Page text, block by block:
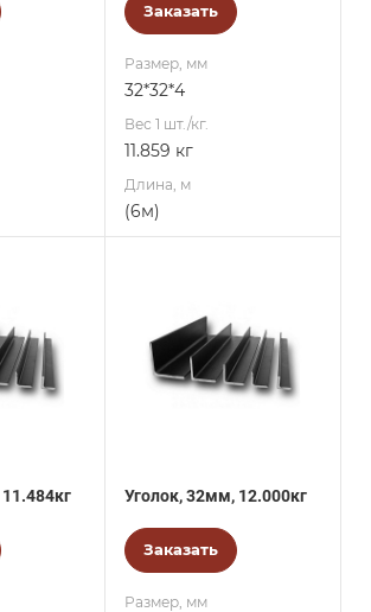
Заказать
Размер, мм
32*32*4
Вес 1 шт./кг.
11.859 кг
Длина, м
(6м)
Уголок, 32мм, 12.000кг
Заказать
Размер, мм